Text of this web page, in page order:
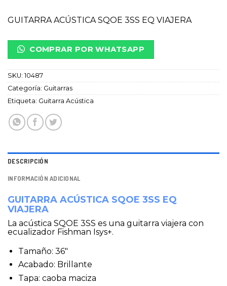
GUITARRA ACÚSTICA SQOE 3SS EQ VIAJERA
COMPRAR POR WHATSAPP
SKU: 10487
Categoría: Guitarras
Etiqueta: Guitarra Acústica
DESCRIPCIÓN
INFORMACIÓN ADICIONAL
GUITARRA ACÚSTICA SQOE 3SS EQ
VIAJERA
La acústica SQOE 3SS es una guitarra viajera con
ecualizador Fishman Isys+.
Tamaño: 36″
Acabado: Brillante
Tapa: caoba maciza